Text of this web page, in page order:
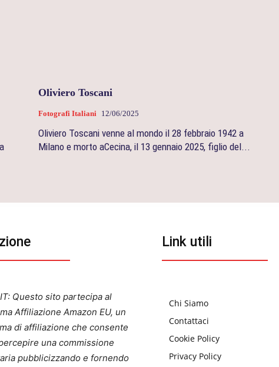
Oliviero Toscani
Fotografi Italiani 12/06/2025
Oliviero Toscani venne al mondo il 28 febbraio 1942 a
Milano e morto aCecina, il 13 gennaio 2025, figlio del...
Questo sito partecipa al
Affiliazione Amazon EU, un
di affiliazione che consente
una commissione
pubblicizzando e fornendo
Link utili
Chi Siamo
Contattaci
Cookie Policy
Privacy Policy